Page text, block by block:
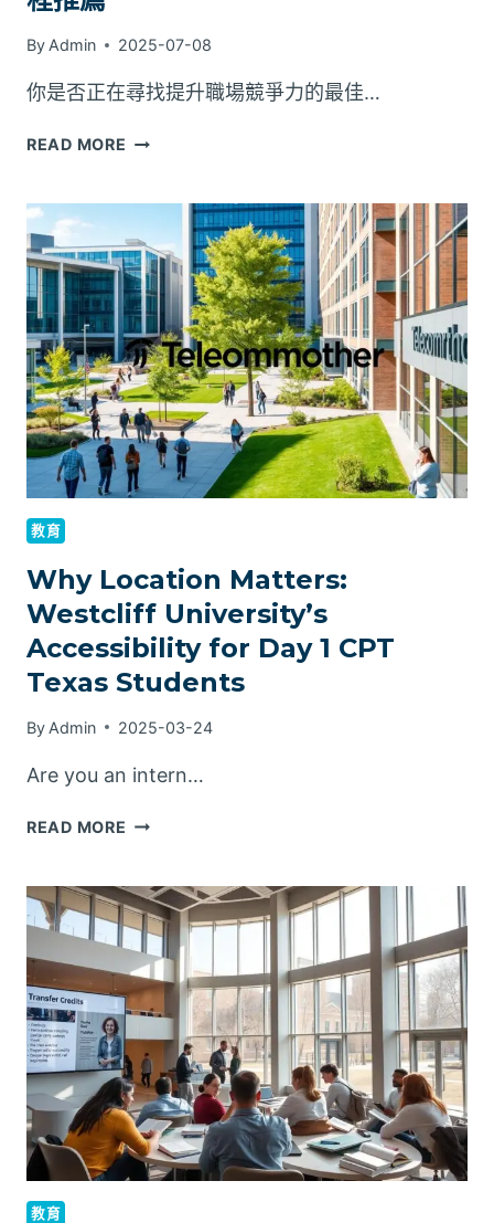
件
次
By Admin 2025-07-08
你是否正在尋找提升職場競爭力的最佳…
READ MORE 政
證
照
班：
最
受
歡
迎
的
證
照
課
薦
教育
Why Location Matters:
Westcliff University’s
Accessibility for Day 1 CPT
Texas Students
By Admin 2025-03-24
Are you an intern…
READ MORE WHY
WESTCLIFF
UNIVERSITY’S
ACCESSIBILITY
FOR
DAY
CPT
TEXAS
STUDENTS
教育